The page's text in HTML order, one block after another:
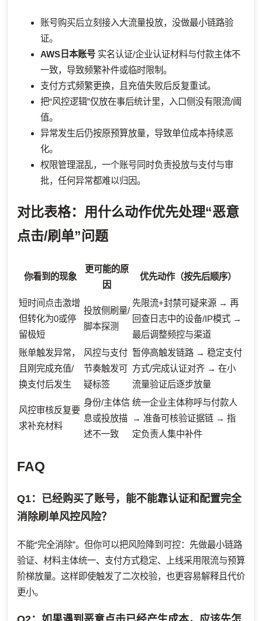
账号购买后立刻接入大流量投放，没做最小链路验
证。
AWS日本账号 实名认证/企业认证材料与付款主体不
一致，导致频繁补件或临时限制。
支付方式频繁更换，且充值失败后反复重试。
把“风控逻辑”仅放在事后统计里，入口侧没有限流/阈
值。
异常发生后仍按原预算放量，导致单位成本持续恶
化。
权限管理混乱，一个账号同时负责投放与支付与审
批，任何异常都难以归因。
对比表格：用什么动作优先处理“恶意
点击/刷单”问题
你看到的现象
更可能的原
因
优先动作（按先后顺序）
短时间点击激增
但转化为0或停
留极短
投放侧刷量/
脚本探测
先限流+封禁可疑来源 → 再
回查日志中的设备/IP模式 →
最后调整频控与渠道
账单触发异常，
且刚完成充值/
换支付后发生
风控与支付
节奏触发可
疑标签
暂停高触发链路 → 稳定支付
方式/完成认证对齐 → 在小
流量验证后逐步放量
风控审核反复要
求补充材料
身份/主体信
息或投放描
述不一致
统一企业主体称呼与付款人
→ 准备可核验证据链 → 指
定负责人集中补件
FAQ
Q1：已经购买了账号，能不能靠认证和配置完全
消除刷单风控风险？
不能“完全消除”。但你可以把风险降到可控：先做最小链路
验证、材料主体统一、支付方式稳定、上线采用限流与预算
阶梯放量。这样即使触发了二次校验，也更容易解释且代价
更小。